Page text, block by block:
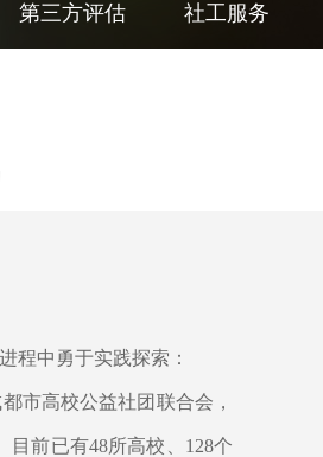
第三方评估 社工服务
程中勇于实践探索：
市高校公益社团联合会，
前已有48所高校、128个